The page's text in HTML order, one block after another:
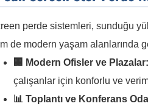
perde sistemleri, sunduğu
de modern yaşam alanlarında
🏢 Modern Ofisler ve Plazalar:
çalışanlar için konforlu ve
📊 Toplantı ve Konferans